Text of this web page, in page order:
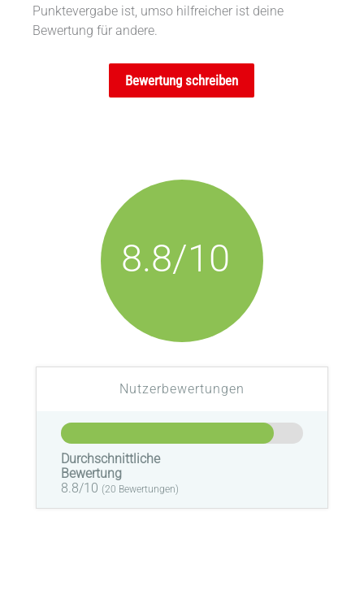
Punktevergabe ist, umso hilfreicher ist deine
Bewertung für andere.
Bewertung schreiben
8.8/10
Nutzerbewertungen
Durchschnittliche
Bewertung
8.8/10 (20 Bewertungen)